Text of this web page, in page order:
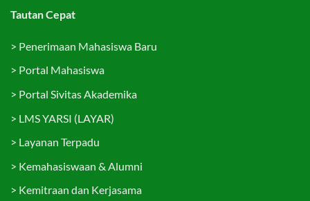
Tautan Cepat
> Penerimaan Mahasiswa Baru
> Portal Mahasiswa
> Portal Sivitas Akademika
> LMS YARSI (LAYAR)
> Layanan Terpadu
> Kemahasiswaan & Alumni
> Kemitraan dan Kerjasama